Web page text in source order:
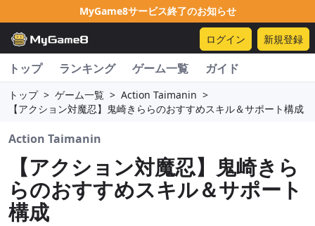
MyGame8サービス終了のお知らせ
ログイン 新規登録
トップ ランキング ゲーム一覧 ガイド
トップ > ゲーム一覧 > Action Taimanin >
【アクション対魔忍】鬼崎きららのおすすめスキル＆サポート構成
Action Taimanin
【アクション対魔忍】鬼崎きら
らのおすすめスキル＆サポート
構成